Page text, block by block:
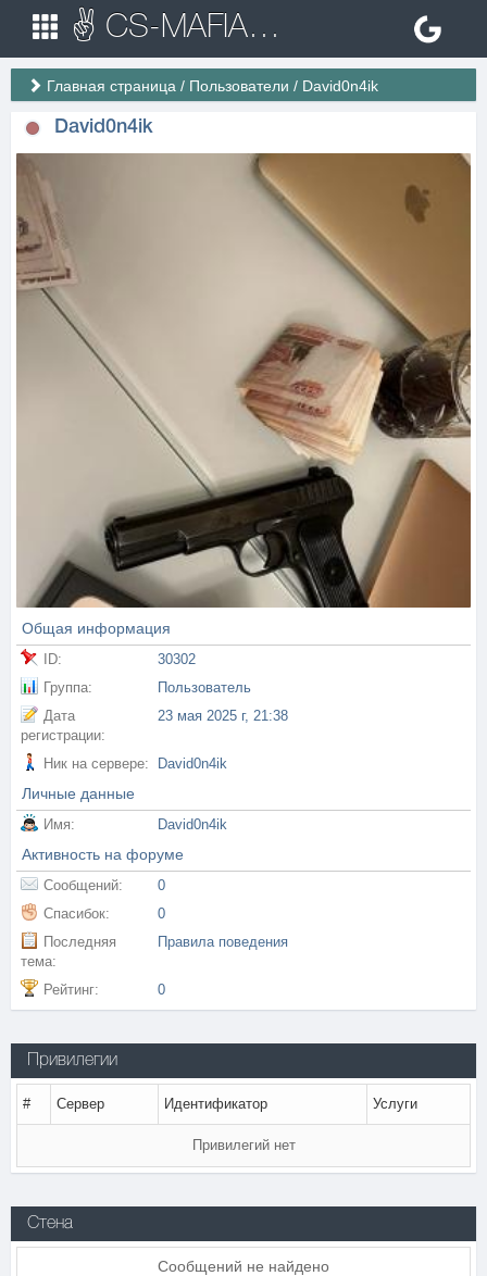
✌ CS-MAFIA.RU ✌ Игровые сервера Counter Strike 1.6
Главная страница / Пользователи / David0n4ik
David0n4ik
Общая информация
ID:
30302
Группа:
Пользователь
Дата
регистрации:
23 мая 2025 г, 21:38
Ник на сервере: David0n4ik
Личные данные
Имя: David0n4ik
Активность на форуме
Сообщений:
0
Спасибок:
0
Последняя
тема:
Правила поведения
Рейтинг: 0
Привилегии
# Сервер Идентификатор Услуги
Привилегий нет
Стена
Сообщений не найдено